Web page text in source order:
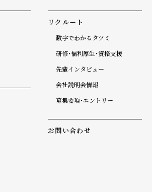
リクルート
数字でわかるタツミ
研修・福利厚生・資格支援
先輩インタビュー
会社説明会情報
募集要項・エントリー
お問い合わせ